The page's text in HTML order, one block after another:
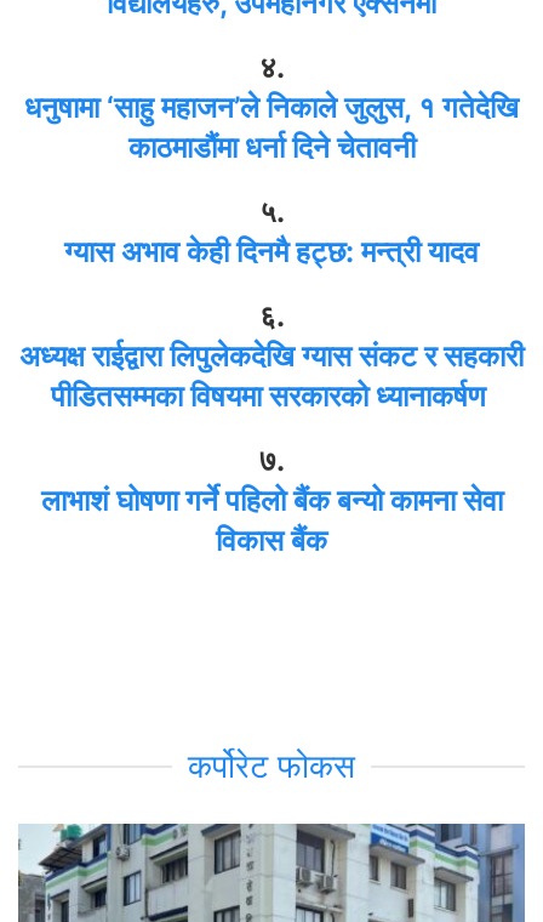
४.
धनुषामा ‘साहु महाजन’ले निकाले जुलुस, १ गतेदेखि
काठमाडौंमा धर्ना दिने चेतावनी
५.
ग्यास अभाव केही दिनमै हट्छ: मन्त्री यादव
६.
अध्यक्ष राईद्वारा लिपुलेकदेखि ग्यास संकट र सहकारी
पीडितसम्मका विषयमा सरकारको ध्यानाकर्षण
७.
लाभाशं घोषणा गर्ने पहिलो बैंक बन्यो कामना सेवा
विकास बैंक
कर्पोरेट फोकस